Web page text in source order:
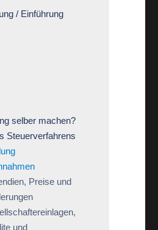
/ Einführung
selber machen?
Steuerverfahrens
Preise und
und